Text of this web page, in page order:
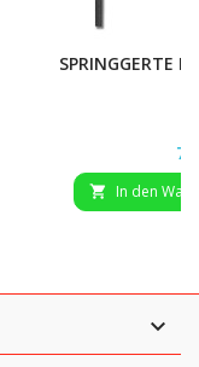
SPRINGGERTE
 In den
